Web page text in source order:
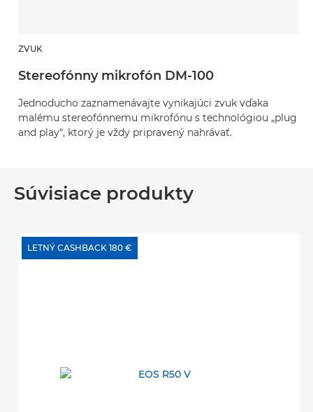
ZVUK
Stereofónny mikrofón DM-100
Jednoducho zaznamenávajte vynikajúci zvuk vďaka
malému stereofónnemu mikrofónu s technológiou „plug
and play“, ktorý je vždy pripravený nahrávať.
Súvisiace produkty
LETNÝ CASHBACK 180 €